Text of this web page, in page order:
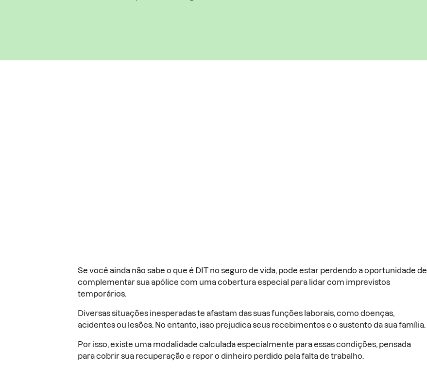
Se você ainda não sabe o que é DIT no seguro de vida, pode estar perdendo a oportunidade de
complementar sua apólice com uma cobertura especial para lidar com imprevistos
temporários.
Diversas situações inesperadas te afastam das suas funções laborais, como doenças,
acidentes ou lesões. No entanto, isso prejudica seus recebimentos e o sustento da sua família.
Por isso, existe uma modalidade calculada especialmente para essas condições, pensada
para cobrir sua recuperação e repor o dinheiro perdido pela falta de trabalho.